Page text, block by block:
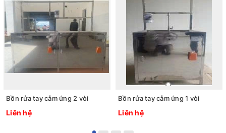
Bồn rửa tay cảm ứng 2 vòi
Liên hệ
Bồn rửa tay cảm ứng 1 vòi
Liên hệ